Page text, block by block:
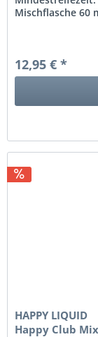
Mischflasche 60
12,95 € *
HAPPY LIQUID
Happy Club